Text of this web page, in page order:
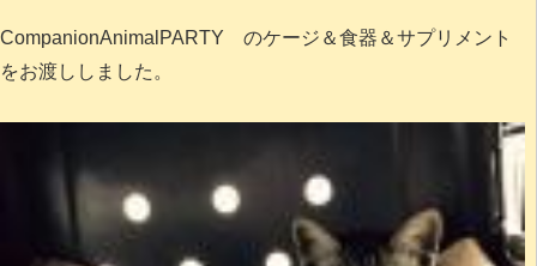
CompanionAnimalPARTY のケージ＆食器＆サプリメント
をお渡ししました。